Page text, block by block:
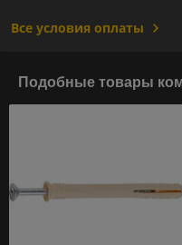
Все условия оплаты
Подобные товары